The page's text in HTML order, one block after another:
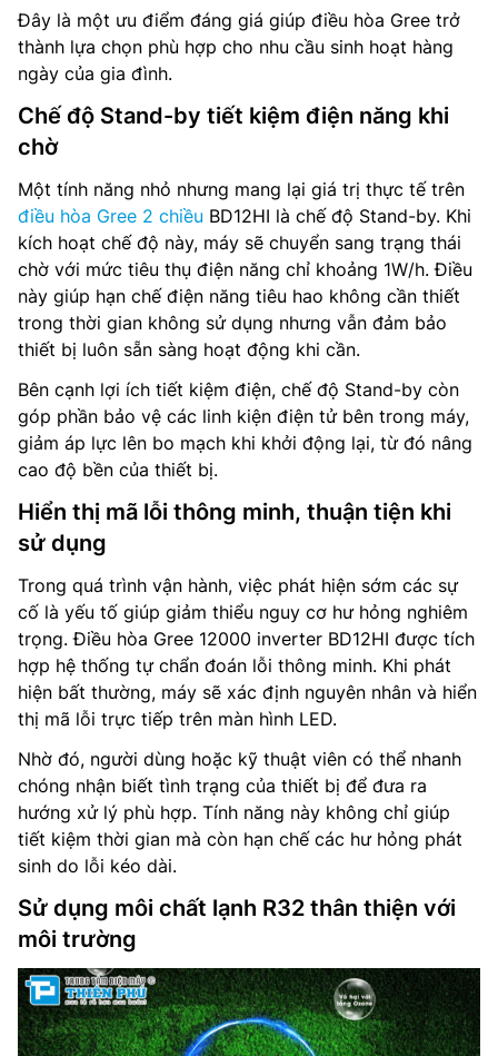
Đây là một ưu điểm đáng giá giúp điều hòa Gree trở
thành lựa chọn phù hợp cho nhu cầu sinh hoạt hàng
ngày của gia đình.
Chế độ Stand-by tiết kiệm điện năng khi
chờ
Một tính năng nhỏ nhưng mang lại giá trị thực tế trên
điều hòa Gree 2 chiều BD12HI là chế độ Stand-by. Khi
kích hoạt chế độ này, máy sẽ chuyển sang trạng thái
chờ với mức tiêu thụ điện năng chỉ khoảng 1W/h. Điều
này giúp hạn chế điện năng tiêu hao không cần thiết
trong thời gian không sử dụng nhưng vẫn đảm bảo
thiết bị luôn sẵn sàng hoạt động khi cần.
Bên cạnh lợi ích tiết kiệm điện, chế độ Stand-by còn
góp phần bảo vệ các linh kiện điện tử bên trong máy,
giảm áp lực lên bo mạch khi khởi động lại, từ đó nâng
cao độ bền của thiết bị.
Hiển thị mã lỗi thông minh, thuận tiện khi
sử dụng
Trong quá trình vận hành, việc phát hiện sớm các sự
cố là yếu tố giúp giảm thiểu nguy cơ hư hỏng nghiêm
trọng. Điều hòa Gree 12000 inverter BD12HI được tích
hợp hệ thống tự chẩn đoán lỗi thông minh. Khi phát
hiện bất thường, máy sẽ xác định nguyên nhân và hiển
thị mã lỗi trực tiếp trên màn hình LED.
Nhờ đó, người dùng hoặc kỹ thuật viên có thể nhanh
chóng nhận biết tình trạng của thiết bị để đưa ra
hướng xử lý phù hợp. Tính năng này không chỉ giúp
tiết kiệm thời gian mà còn hạn chế các hư hỏng phát
sinh do lỗi kéo dài.
Sử dụng môi chất lạnh R32 thân thiện với
môi trường